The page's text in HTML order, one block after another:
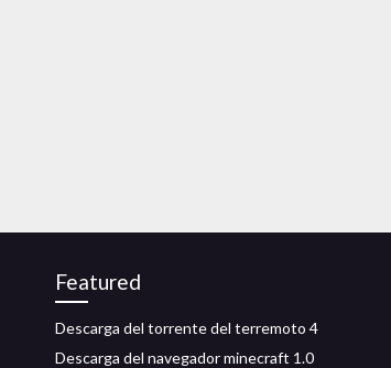
Featured
Descarga del torrente del terremoto 4
Descarga del navegador minecraft 1.0